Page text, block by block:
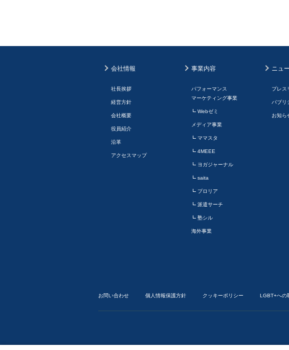
会社情報
社長挨拶
経営方針
会社概要
役員紹介
沿革
アクセスマップ
事業内容
パフォーマンス
マーケティング事業
Webゼミ
メディア事業
ママスタ
4MEEE
ヨガジャーナル
saita
プロリア
派遣サーチ
塾シル
海外事業
ニュ
プレス
パブリ
お知ら
お問い合わせ 個人情報保護方針 クッキーポリシー LGBT+への